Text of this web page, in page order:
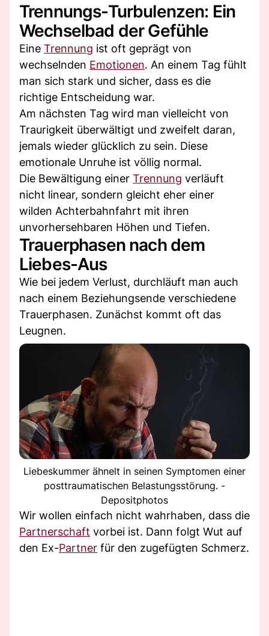
Trennungs-Turbulenzen: Ein
Wechselbad der Gefühle
Eine Trennung ist oft geprägt von
wechselnden Emotionen. An einem Tag fühlt
man sich stark und sicher, dass es die
richtige Entscheidung war.
Am nächsten Tag wird man vielleicht von
Traurigkeit überwältigt und zweifelt daran,
jemals wieder glücklich zu sein. Diese
emotionale Unruhe ist völlig normal.
Die Bewältigung einer Trennung verläuft
nicht linear, sondern gleicht eher einer
wilden Achterbahnfahrt mit ihren
unvorhersehbaren Höhen und Tiefen.
Trauerphasen nach dem
Liebes-Aus
Wie bei jedem Verlust, durchläuft man auch
nach einem Beziehungsende verschiedene
Trauerphasen. Zunächst kommt oft das
Leugnen.
Liebeskummer ähnelt in seinen Symptomen einer
posttraumatischen Belastungsstörung. -
Depositphotos
Wir wollen einfach nicht wahrhaben, dass die
Partnerschaft vorbei ist. Dann folgt Wut auf
den Ex-Partner für den zugefügten Schmerz.